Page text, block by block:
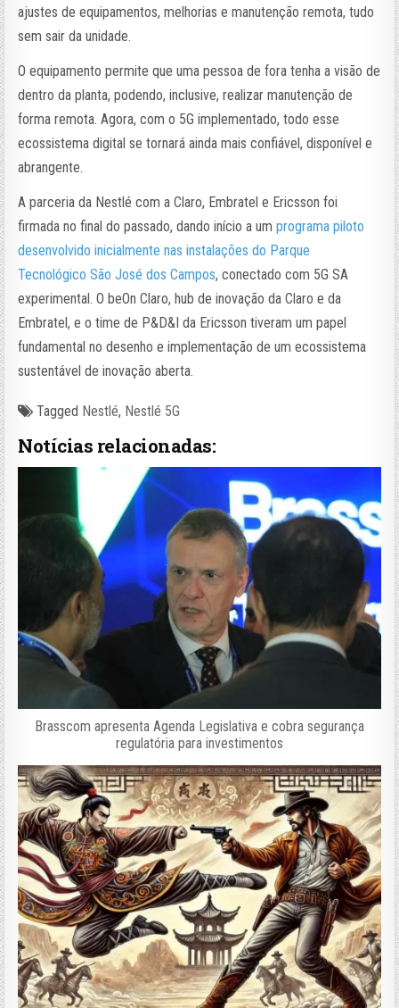
ajustes de equipamentos, melhorias e manutenção remota, tudo
sem sair da unidade.
O equipamento permite que uma pessoa de fora tenha a visão de
dentro da planta, podendo, inclusive, realizar manutenção de
forma remota. Agora, com o 5G implementado, todo esse
ecossistema digital se tornará ainda mais confiável, disponível e
abrangente.
A parceria da Nestlé com a Claro, Embratel e Ericsson foi
firmada no final do passado, dando início a umprograma piloto
desenvolvido inicialmente nas instalações do Parque
Tecnológico São José dos Campos, conectado com 5G SA
experimental. O beOn Claro, hub de inovação da Claro e da
Embratel, e o time de P&D&I da Ericsson tiveram um papel
fundamental no desenho e implementação de um ecossistema
sustentável de inovação aberta.
Tagged Nestlé, Nestlé 5G
Notícias relacionadas:
Brasscom apresenta Agenda Legislativa e cobra segurança
regulatória para investimentos